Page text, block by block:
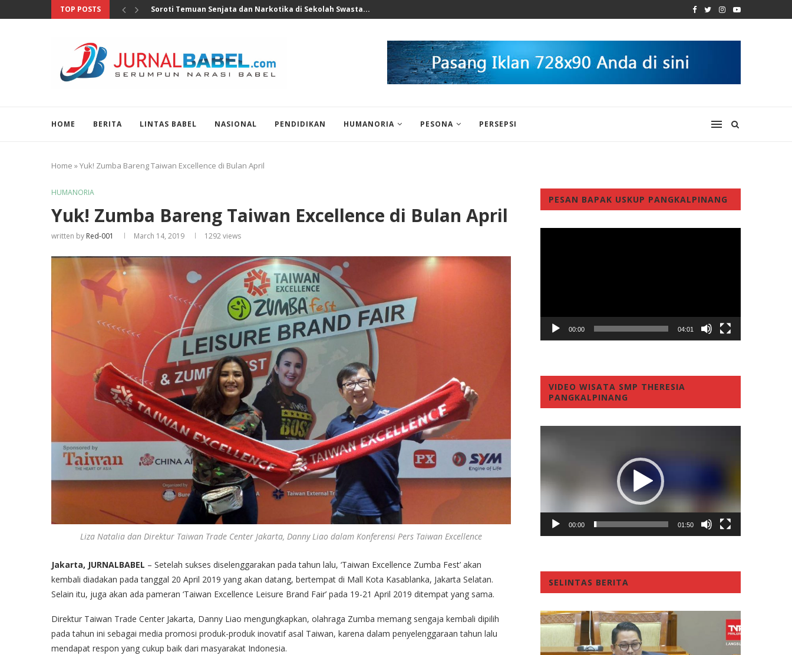
TOP POSTS DPR Desak Usut Tuntas dan Sanksi Tegas Nakes...
HOME BERITA LINTAS BABEL NASIONAL PENDIDIKAN HUMANORIA PESONA PERSEPSI
Home »Yuk! Zumba Bareng Taiwan Excellence di Bulan April
HUMANORIA
Yuk! Zumba Bareng Taiwan Excellence di Bulan April
written by Red-001 March 14, 2019 1292views
Liza Natalia dan Direktur Taiwan Trade Center Jakarta, Danny Liao dalam Konferensi Pers Taiwan Excellence
Jakarta, JURNALBABEL – Setelah sukses diselenggarakan pada tahun lalu, ‘Taiwan Excellence Zumba Fest’ akan
kembali diadakan pada tanggal 20 April 2019 yang akan datang, bertempat di Mall Kota Kasablanka, Jakarta Selatan.
Selain itu, juga akan ada pameran ‘Taiwan Excellence Leisure Brand Fair’ pada 19-21 April 2019 ditempat yang sama.
Direktur Taiwan Trade Center Jakarta, Danny Liao mengungkapkan, olahraga Zumba memang sengaja kembali dipilih
pada tahun ini sebagai media promosi produk-produk inovatif asal Taiwan, karena dalam penyelenggaraan tahun lalu
mendapat respon yang cukup baik dari masyarakat Indonesia.
PESAN BAPAK USKUP PANGKALPINANG
00:00 04:01
VIDEO WISATA SMP THERESIA
PANGKALPINANG
00:00 01:50
SELINTAS BERITA